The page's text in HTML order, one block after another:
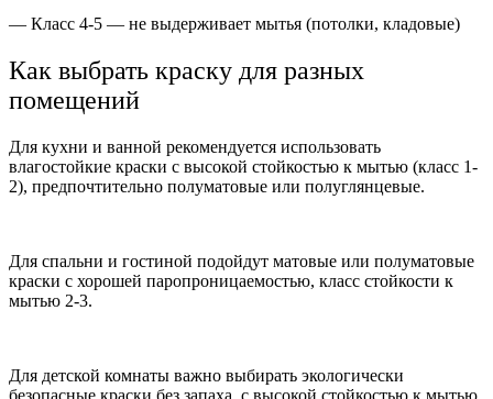
— Класс 4-5 — не выдерживает мытья (потолки, кладовые)
Как выбрать краску для разных
помещений
Для кухни и ванной рекомендуется использовать
влагостойкие краски с высокой стойкостью к мытью (класс 1-
2), предпочтительно полуматовые или полуглянцевые.
Для спальни и гостиной подойдут матовые или полуматовые
краски с хорошей паропроницаемостью, класс стойкости к
мытью 2-3.
Для детской комнаты важно выбирать экологически